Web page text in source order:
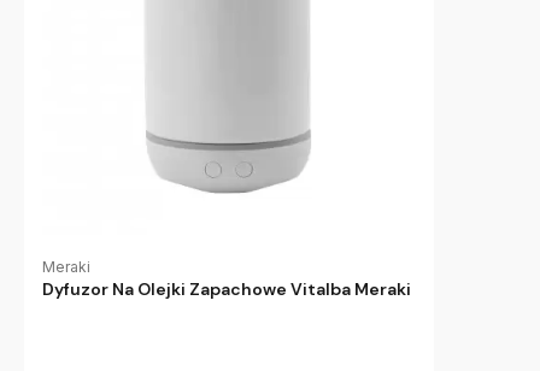
Meraki
Dyfuzor Na Olejki Zapachowe Vitalba Meraki